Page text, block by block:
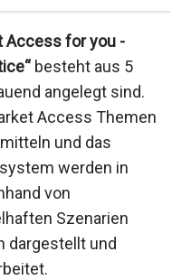
Access for you -
besteht aus 5
angelegt sind.
Access Themen
und das
werden in
von
Szenarien
dargestellt und